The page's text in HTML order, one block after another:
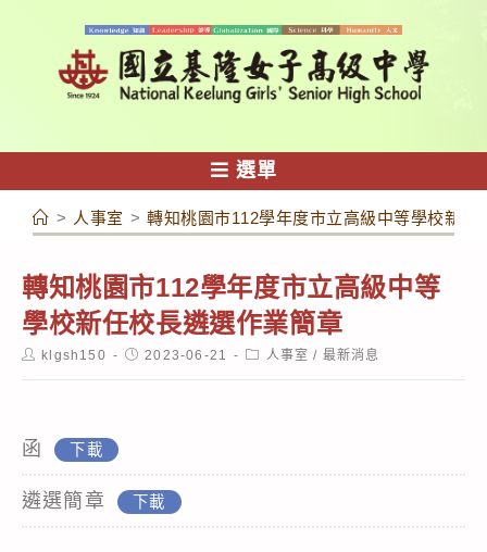
容
選單
> 人事室 > 轉知桃園市112學年度市立高級中等學校新任
轉知桃園市112學年度市立高級中等
學校新任校長遴選作業簡章
Postklgsh150
Post2023-06-21
Post人事室 / 最新消息
函 下載
遴選簡章 下載